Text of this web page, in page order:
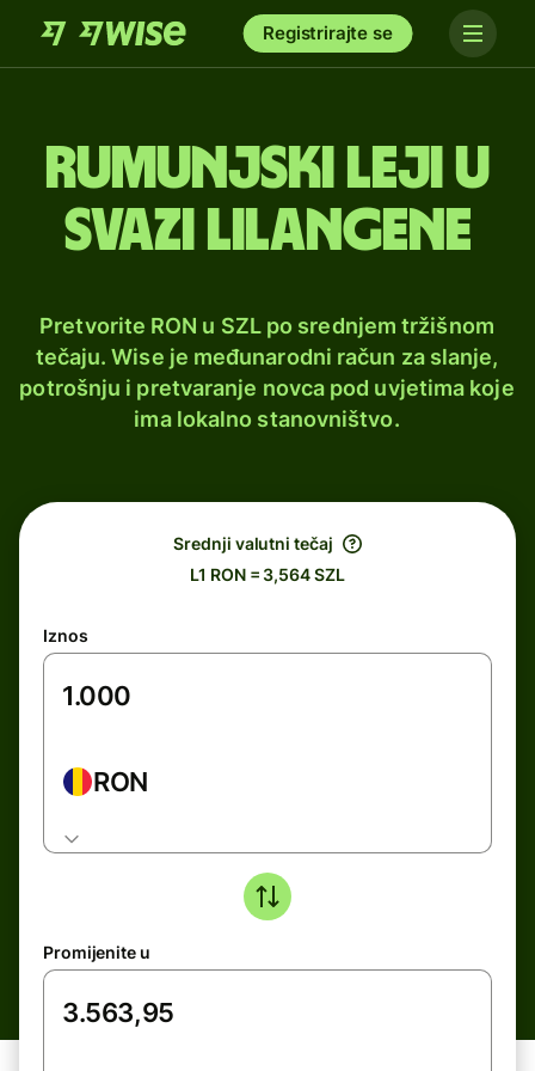
Registrirajte se
Rumunjski leji u
svazi lilangene
Pretvorite RON u SZL po srednjem tržišnom
tečaju. Wise je međunarodni račun za slanje,
potrošnju i pretvaranje novca pod uvjetima koje
ima lokalno stanovništvo.
Srednji valutni tečaj
L1 RON = 3,564 SZL
Iznos
RON
Promijenite u